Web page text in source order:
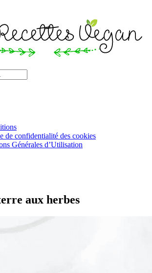
de confidentialité des cookies
Générales d’Utilisation
aux herbes